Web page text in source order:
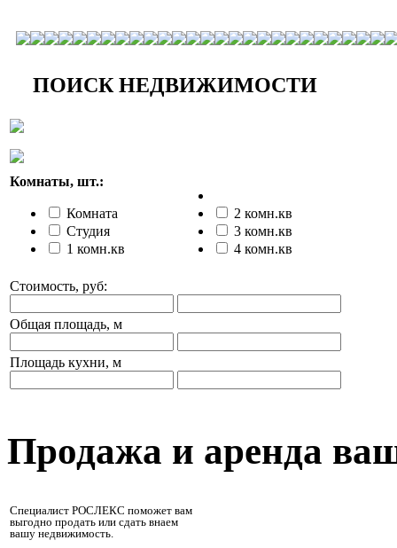
ПОИСК НЕДВИЖИМОСТИ
Комнаты, шт.:
Комната
Студия
1 комн.кв
2 комн.кв
3 комн.кв
4 комн.кв
Стоимость, руб:
Общая площадь, м
Площадь кухни, м
Продажа и аренда
Специалист РОСЛЕКС поможет вам
выгодно продать или сдать внаем
вашу недвижимость.